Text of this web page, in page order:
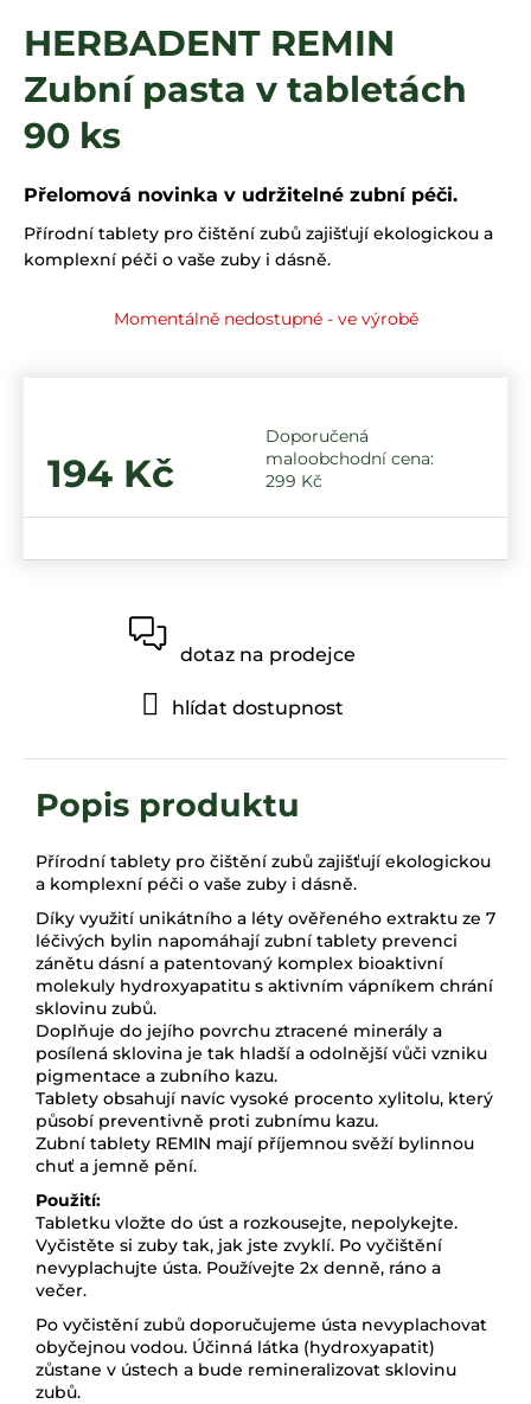
HERBADENT REMIN
Zubní pasta v tabletách
90 ks
Přelomová novinka v udržitelné zubní péči.
Přírodní tablety pro čištění zubů zajišťují ekologickou a
komplexní péči o vaše zuby i dásně.
Momentálně nedostupné - ve výrobě
299 Kč
194 Kč
dotaz na prodejce
hlídat dostupnost
Přírodní tablety pro čištění zubů zajišťují ekologickou
a komplexní péči o vaše zuby i dásně.
Díky využití unikátního a léty ověřeného extraktu ze 7
léčivých bylin napomáhají zubní tablety prevenci
zánětu dásní a patentovaný komplex bioaktivní
molekuly hydroxyapatitu s aktivním vápníkem chrání
sklovinu zubů.
Doplňuje do jejího povrchu ztracené minerály a
posílená sklovina je tak hladší a odolnější vůči vzniku
pigmentace a zubního kazu.
Tablety obsahují navíc vysoké procento xylitolu, který
působí preventivně proti zubnímu kazu.
Zubní tablety REMIN mají příjemnou svěží bylinnou
chuť a jemně pění.
Použití:
Tabletku vložte do úst a rozkousejte, nepolykejte.
Vyčistěte si zuby tak, jak jste zvyklí. Po vyčištění
nevyplachujte ústa. Používejte 2x denně, ráno a
večer.
Po vyčistění zubů doporučujeme ústa nevyplachovat
obyčejnou vodou. Účinná látka (hydroxyapatit)
zůstane v ústech a bude remineralizovat sklovinu
zubů.
a
j
í
t
?
HLEDAT